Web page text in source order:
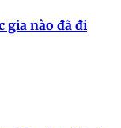
gia nào đã đi